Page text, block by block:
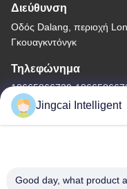
Διεύθυνση
Οδός Dalang, περιοχή
Γκουαγκντόνγκ
Τηλεφώνημα
18665866730-
Jingcai Intelligent
Good day, what product